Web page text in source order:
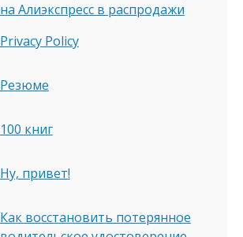
на Алиэкспресс в распродажи
Privacy Policy
Резюме
100 книг
Ну, привет!
Как восстановить потерянное